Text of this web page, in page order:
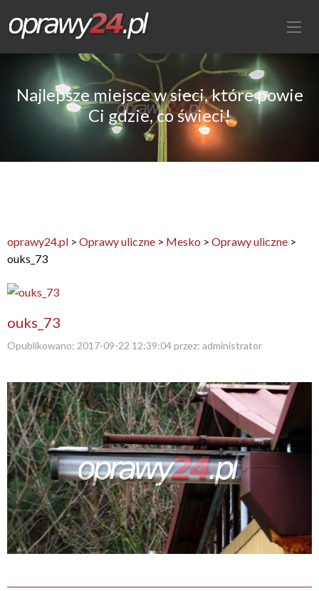
Najlepsze miejsce w sieci, które powie
Ci gdzie, co świeci!
oprawy24.pl > Oprawy uliczne > Mesko > Oprawy uliczne >
ouks_73
ouks_73
Opublikowano: 2017-09-22 12:39:04przez: administrator